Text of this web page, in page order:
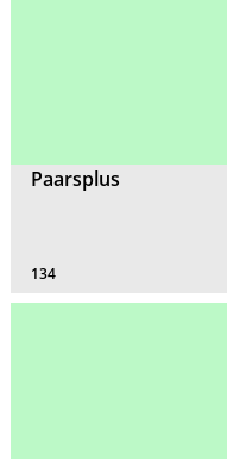
Paarsplus
134